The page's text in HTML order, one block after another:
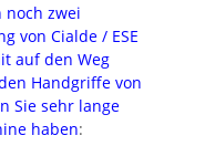
zwei
von Cialde / ESE
auf den Weg
Handgriffe von
Sie sehr lange
haben: